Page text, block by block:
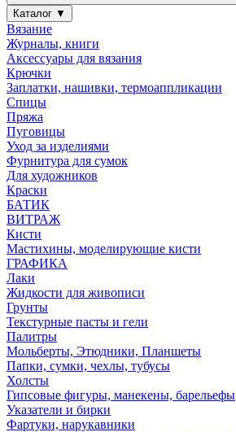
Каталог ▼
Вязание
Журналы, книги
Аксессуары для вязания
Крючки
Заплатки, нашивки, термоаппликации
Спицы
Пряжа
Пуговицы
Уход за изделиями
Фурнитура для сумок
Для художников
Краски
БАТИК
ВИТРАЖ
Кисти
Мастихины, моделирующие кисти
ГРАФИКА
Лаки
Жидкости для живописи
Грунты
Текстурные пасты и гели
Палитры
Мольберты, Этюдники, Планшеты
Папки, сумки, чехлы, тубусы
Холсты
Гипсовые фигуры, манекены, барельефы
Указатели и бирки
Фартуки, нарукавники